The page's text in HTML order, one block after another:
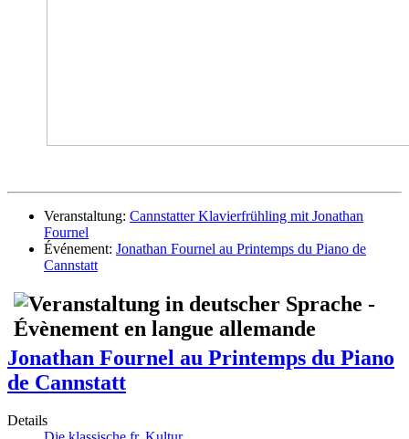
Veranstaltung: Cannstatter Klavierfrühling mit Jonathan
Fournel
Événement: Jonathan Fournel au Printemps du Piano de
Cannstatt
Jonathan Fournel au Printemps du Piano
de Cannstatt
Details